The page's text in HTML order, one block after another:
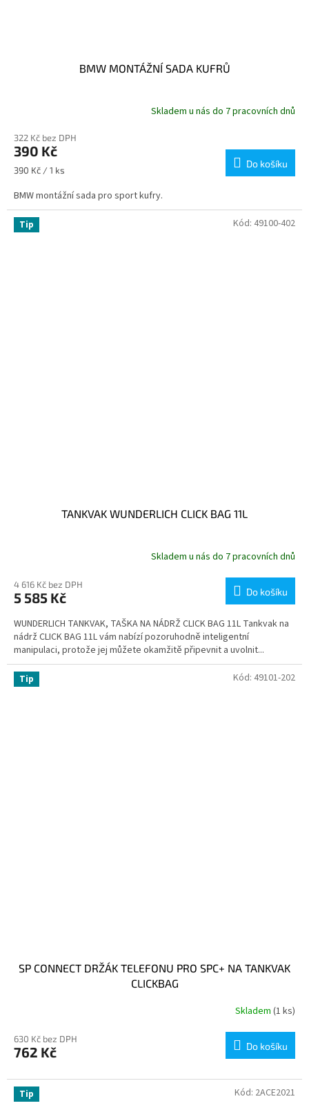
BMW MONTÁŽNÍ SADA KUFRŮ
Skladem u nás do 7 pracovních dnů
322 Kč bez DPH
390 Kč
Měrná
390 Kč / 1 ks
Do košíku
BMW montážní sada pro sport kufry.
Tip
TANKVAK WUNDERLICH CLICK BAG 11L
Skladem u nás do 7 pracovních dnů
4 616 Kč bez DPH
5 585 Kč Do košíku
WUNDERLICH TANKVAK, TAŠKA NA NÁDRŽ CLICK BAG 11L Tankvak na
nádrž CLICK BAG 11L vám nabízí pozoruhodně inteligentní
manipulaci, protože jej můžete okamžitě připevnit a uvolnit...
Kód: 49100-402
Tip
SP CONNECT DRŽÁK TELEFONU PRO SPC+ NA TANKVAK
CLICKBAG
Skladem (1 ks)
630 Kč bez DPH
762 Kč Do košíku
Kód: 49101-202
Tip Kód: 2ACE2021